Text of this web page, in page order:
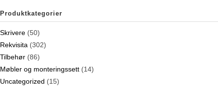
Produktkategorier
Skrivere (50)
Rekvisita (302)
Tilbehør (86)
Møbler og monteringssett (14)
Uncategorized (15)